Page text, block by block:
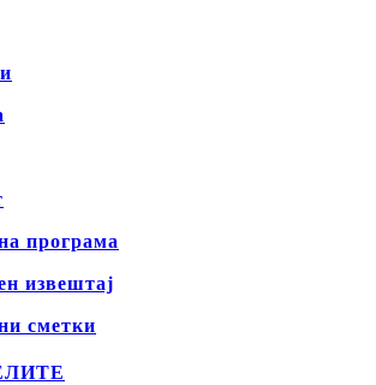
програма
извештај
сметки